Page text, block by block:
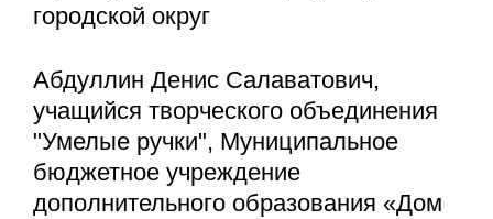
городской округ
Абдуллин Денис Салаватович,
учащийся творческого объединения
"Умелые ручки", Муниципальное
бюджетное учреждение
дополнительного образования «Дом